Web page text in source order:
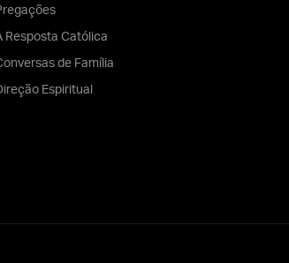
Resposta Católica
de Família
Espiritual